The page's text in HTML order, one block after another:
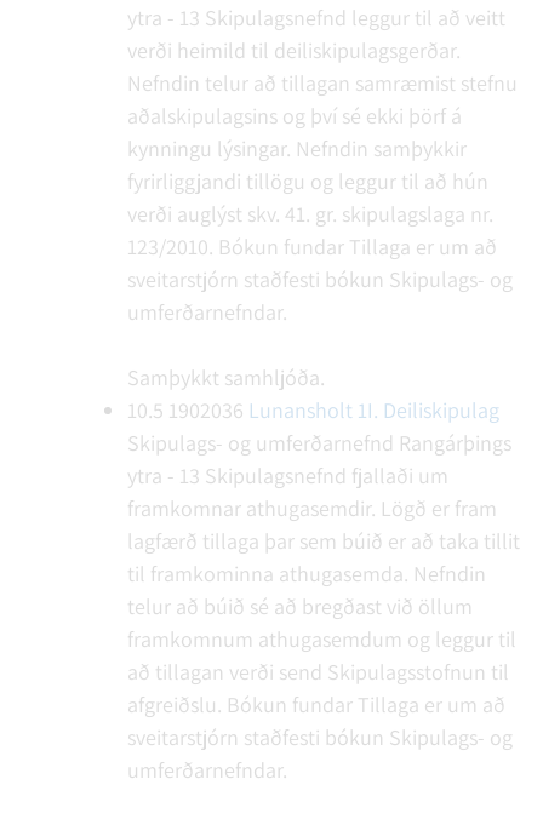
ytra - 13 Skipulagsnefnd leggur til að veitt
verði heimild til deiliskipulagsgerðar.
Nefndin telur að tillagan samræmist stefnu
aðalskipulagsins og því sé ekki þörf á
kynningu lýsingar. Nefndin samþykkir
fyrirliggjandi tillögu og leggur til að hún
verði auglýst skv. 41. gr. skipulagslaga nr.
123/2010. Bókun fundar Tillaga er um að
sveitarstjórn staðfesti bókun Skipulags- og
umferðarnefndar.
Samþykkt samhljóða.
10.5 1902036 Lunansholt 1I. Deiliskipulag
Skipulags- og umferðarnefnd Rangárþings
ytra - 13 Skipulagsnefnd fjallaði um
framkomnar athugasemdir. Lögð er fram
lagfærð tillaga þar sem búið er að taka tillit
til framkominna athugasemda. Nefndin
telur að búið sé að bregðast við öllum
framkomnum athugasemdum og leggur til
að tillagan verði send Skipulagsstofnun til
afgreiðslu. Bókun fundar Tillaga er um að
sveitarstjórn staðfesti bókun Skipulags- og
umferðarnefndar.